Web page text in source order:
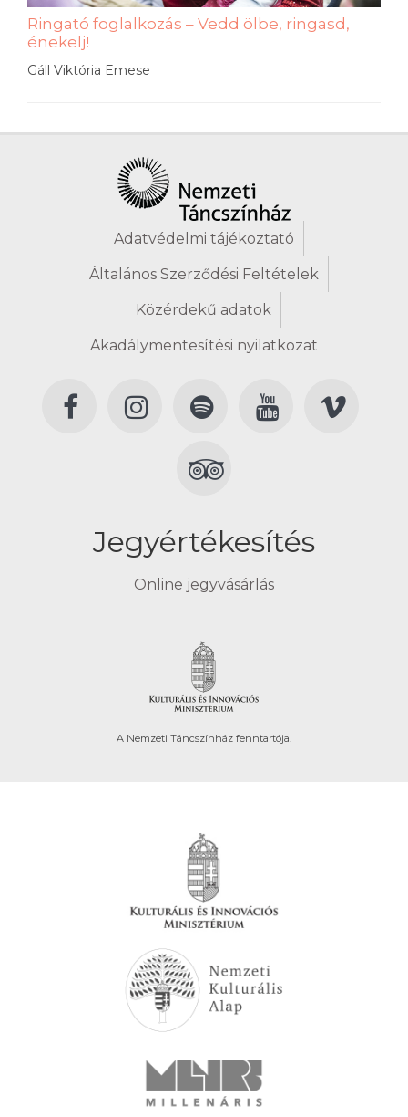
Ringató foglalkozás – Vedd ölbe, ringasd,
énekelj!
Gáll Viktória Emese
Adatvédelmi tájékoztató
Általános Szerződési Feltételek
Közérdekű adatok
Akadálymentesítési nyilatkozat
Jegyértékesítés
Online jegyvásárlás
A Nemzeti Táncszínház fenntartója.